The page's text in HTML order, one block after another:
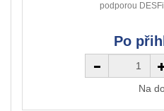
podporou
Po
Na